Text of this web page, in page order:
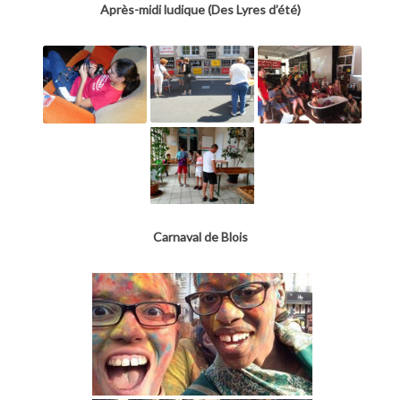
Après-midi ludique (Des Lyres d’été)
Carnaval de Blois